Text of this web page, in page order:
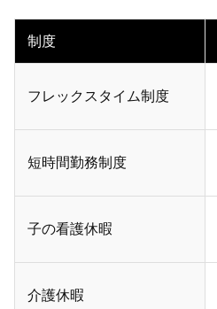
制度
フレックスタイム制度
短時間勤務制度
子の看護休暇
介護休暇